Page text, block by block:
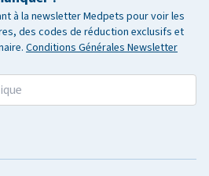
à la newsletter Medpets pour voir les
des codes de réduction exclusifs et
Conditions Générales Newsletter